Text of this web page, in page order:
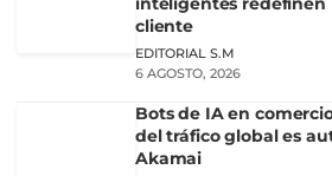
cliente
EDITORIAL S.M
6 AGOSTO, 2026
Bots de IA en
del tráfico global es
Akamai